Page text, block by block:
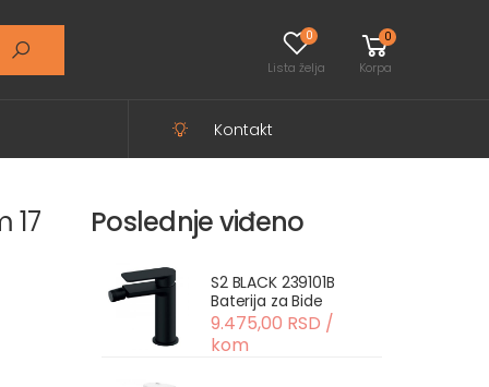
0
Lista želja
0
Korpa
Kontakt
17 Poslednje viđeno
S2 BLACK 239101B
Baterija za Bide
9.475,00 RSD /
kom